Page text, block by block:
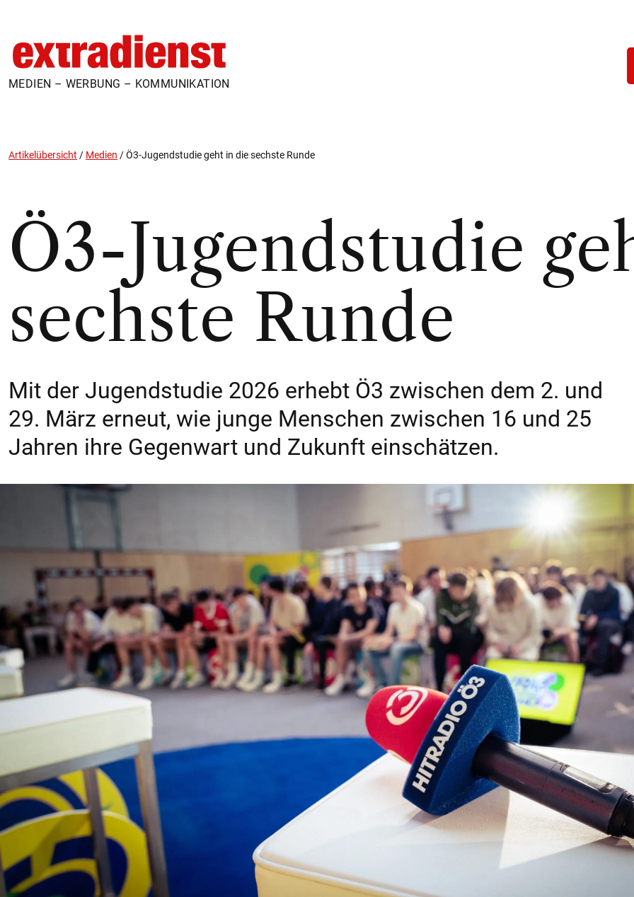
MEDIEN – WERBUNG – KOMMUNIKATION
Artikelübersicht / Medien /Ö3-Jugendstudie geht in die sechste Runde
Ö3-Jugendstudie
sechste Runde
Mit der Jugendstudie 2026 erhebt Ö3 zwischen dem 2. und
29. März erneut, wie junge Menschen zwischen 16 und 25
Jahren ihre Gegenwart und Zukunft einschätzen.